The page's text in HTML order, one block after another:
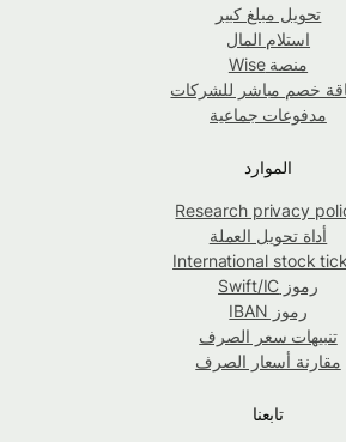
تحويل مبلغ كبير
استلام المال
منصة Wise
خصم مباشر للشركات
مدفوعات جماعية
الموارد
Research privacy
أداة تحويل العملة
International stock
رموز Swift/IC
رموز IBAN
تنبيهات سعر الصرف
أسعار الصرف
تابعنا